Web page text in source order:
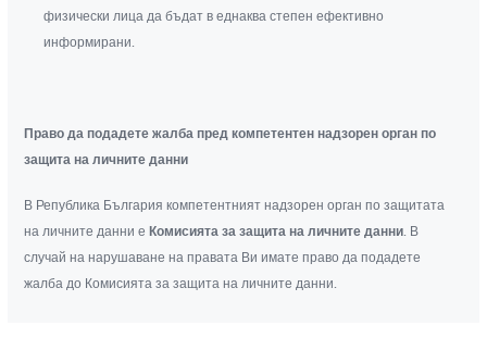
физически лица да бъдат в еднаква степен ефективно
информирани.
Право да подадете жалба пред компетентен надзорен орган по
защита на личните данни
В Република България компетентният надзорен орган по защитата
на личните данни еКомисията за защита на личните данни . В
случай на нарушаване на правата Ви имате право да подадете
жалба до Комисията за защита на личните данни.